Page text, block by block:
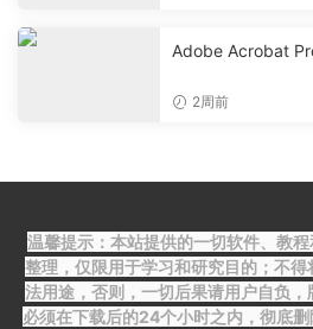
Adobe Acrobat
2周前
温馨提示：本站提供的一切软件、教
整理，仅限用于学习和研究目的；不
法用途，否则，一切后果请用户自负
必须在下载后的24个小时之内，彻底